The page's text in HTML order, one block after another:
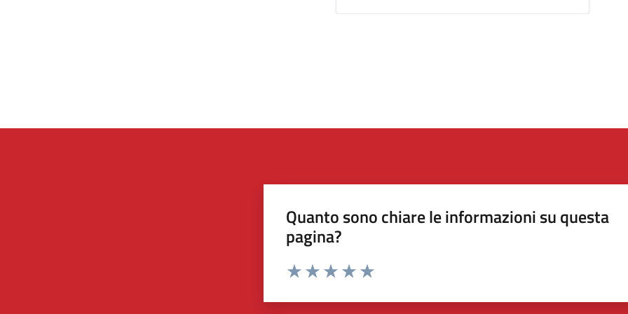
Quanto sono chiare le informazioni su questa
pagina?